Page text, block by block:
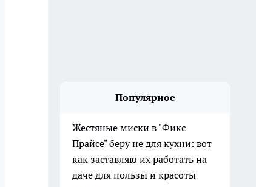
Популярное
Жестяные миски в "Фикс
Прайсе" беру не для кухни: вот
как заставляю их работать на
даче для пользы и красоты